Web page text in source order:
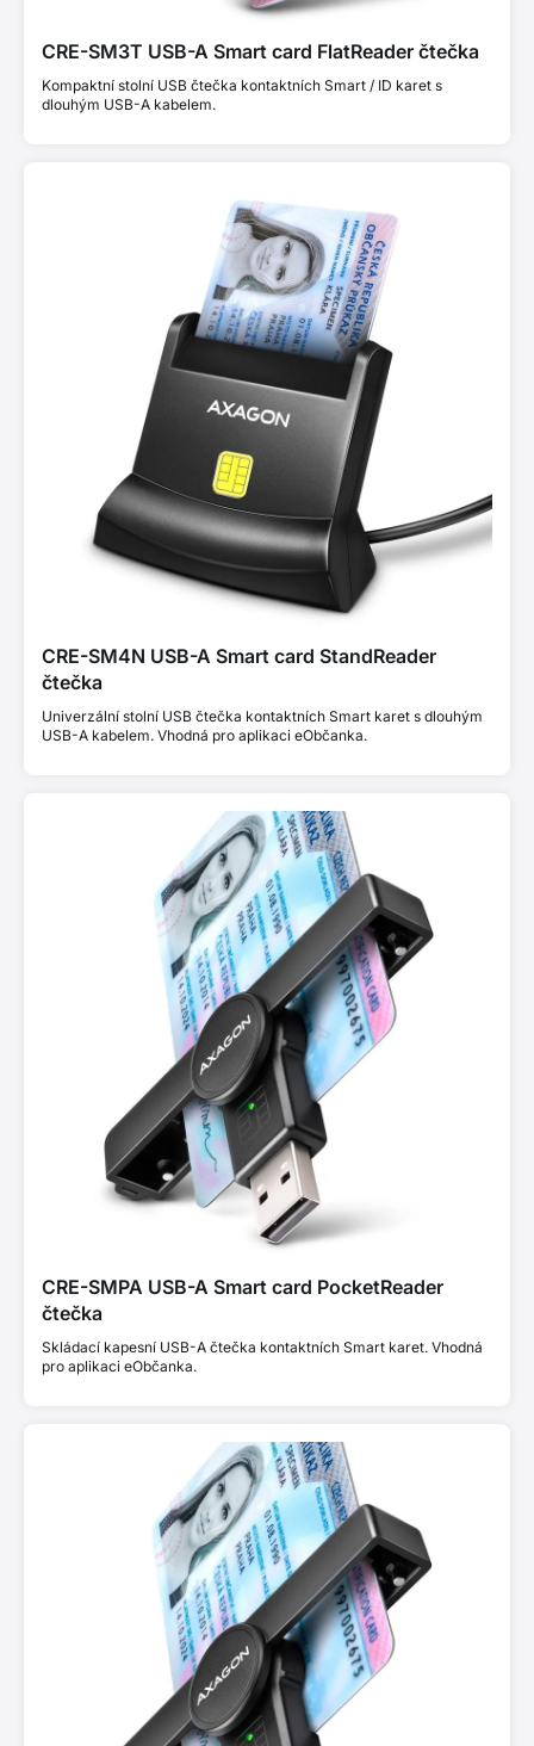
CRE-SM3T USB-A Smart card FlatReader čtečka
Kompaktní stolní USB čtečka kontaktních Smart / ID karet s
dlouhým USB-A kabelem.
CRE-SM4N USB-A Smart card StandReader
čtečka
Univerzální stolní USB čtečka kontaktních Smart karet s dlouhým
USB-A kabelem. Vhodná pro aplikaci eObčanka.
CRE-SMPA USB-A Smart card PocketReader
čtečka
Skládací kapesní USB-A čtečka kontaktních Smart karet. Vhodná
pro aplikaci eObčanka.